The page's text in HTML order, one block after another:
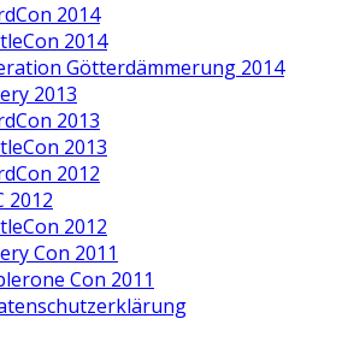
2014
2014
Götterdämmerung 2014
2013
2013
2013
2012
2012
2012
Con 2011
Con 2011